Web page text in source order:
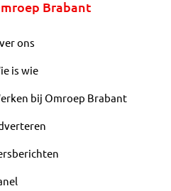
Brabant
ons
is wie
bij Omroep Brabant